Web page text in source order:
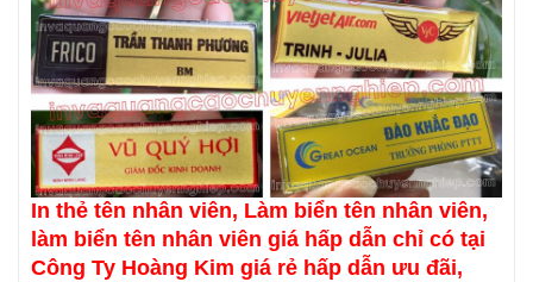
In thẻ tên nhân viên, Làm biển tên nhân viên,
làm biển tên nhân viên giá hấp dẫn chỉ có tại
Công Ty Hoàng Kim giá rẻ hấp dẫn ưu đãi,